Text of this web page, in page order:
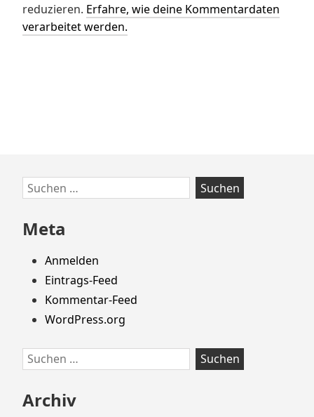
reduzieren. Erfahre, wie deine Kommentardaten
verarbeitet werden.
Zum
Footer
springen
Suchen
nach:
Meta
Anmelden
Eintrags-Feed
Kommentar-Feed
WordPress.org
Suchen
nach:
Archiv